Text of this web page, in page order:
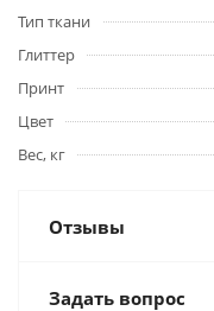
Тип ткани
Глиттер
Принт
Цвет
Вес, кг
Отзывы
Задать вопрос